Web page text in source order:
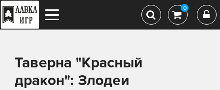
0
Таверна "Красный
дракон": Злодеи